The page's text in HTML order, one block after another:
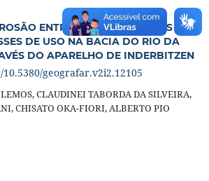
ENTRE SULCOS EM SOLOS DE
DE USO NA BACIA DO RIO DA
DO APARELHO DE INDERBITZEN
geografar.v2i2.12105
CLAUDINEI TABORDA DA SILVEIRA,
CHISATO OKA-FIORI, ALBERTO PIO